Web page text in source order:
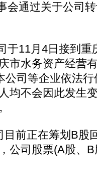
通过关于公司转
11月4日接到重
市水务资产经营
公司等企业依法
均不会因此发生
前正在筹划B股
公司股票(A股、